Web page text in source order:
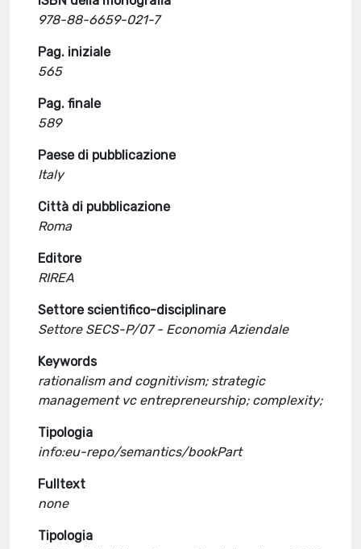
978-88-6659-021-7
Pag. iniziale
565
Pag. finale
589
Paese di pubblicazione
Italy
Città di pubblicazione
Roma
Editore
RIREA
Settore scientifico-disciplinare
Settore SECS-P/07 - Economia Aziendale
Keywords
rationalism and cognitivism; strategic
management vc entrepreneurship; complexity;
Tipologia
info:eu-repo/semantics/bookPart
Fulltext
none
Tipologia